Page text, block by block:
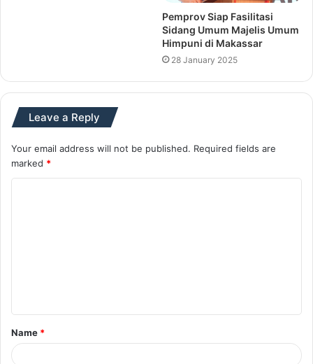
Pemprov Siap Fasilitasi
Sidang Umum Majelis Umum
Himpuni di Makassar
28 January 2025
Leave a Reply
Your email address will not be published. Required fields are
marked *
t
*
Name *